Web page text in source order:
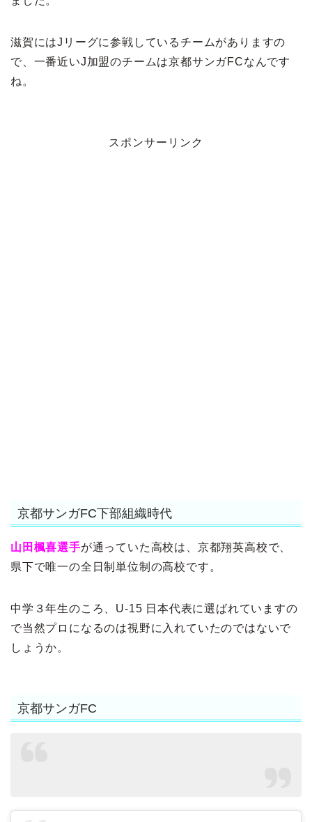
滋賀にはJリーグに参戦しているチームがありますの
で、一番近いJ加盟のチームは京都サンガFCなんです
ね。
スポンサーリンク
京都サンガFC下部組織時代
山田楓喜選手が通っていた高校は、京都翔英高校で、
県下で唯一の全日制単位制の高校です。
中学３年生のころ、U-15 日本代表に選ばれていますの
で当然プロになるのは視野に入れていたのではないで
しょうか。
京都サンガFC